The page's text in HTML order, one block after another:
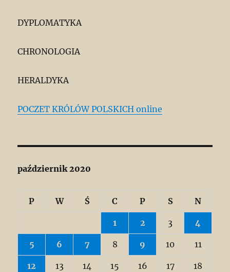
DYPLOMATYKA
CHRONOLOGIA
HERALDYKA
POCZET KRÓLÓW POLSKICH online
październik 2020
P W Ś C P S N
1 2 3 4
5 6 7 8 9 10 11
12 13 14 15 16 17 18